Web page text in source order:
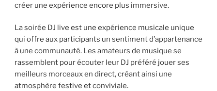
créer une expérience encore plus immersive.
La soirée DJ live est une expérience musicale unique
qui offre aux participants un sentiment d’appartenance
à une communauté. Les amateurs de musique se
rassemblent pour écouter leur DJ préféré jouer ses
meilleurs morceaux en direct, créant ainsi une
atmosphère festive et conviviale.